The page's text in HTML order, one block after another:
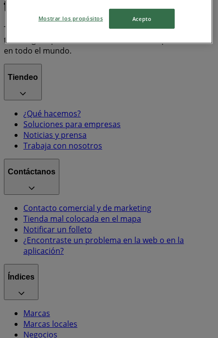
Tiendeo forma parte de Shopfully, la empresa
tecnológica que está reinventando las compras locales
en todo el mundo.
Tiendeo
¿Qué hacemos?
Soluciones para empresas
Noticias y prensa
Trabaja con nosotros
Contáctanos
Contacto comercial y de marketing
Tienda mal colocada en el mapa
Notificar un folleto
¿Encontraste un problema en la web o en la
aplicación?
Índices
Marcas
Marcas locales
Negocios
Mostrar los propósitos Acepto